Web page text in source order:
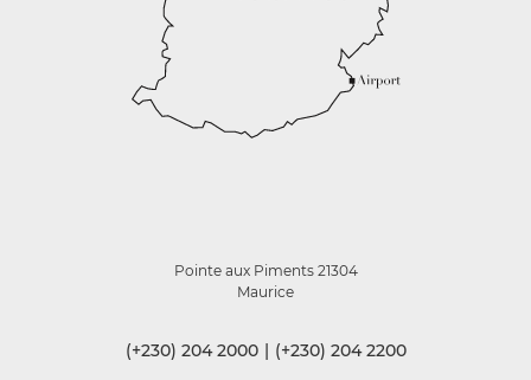
Pointe aux Piments 21304
Maurice
(+230) 204 2000 | (+230) 204 2200